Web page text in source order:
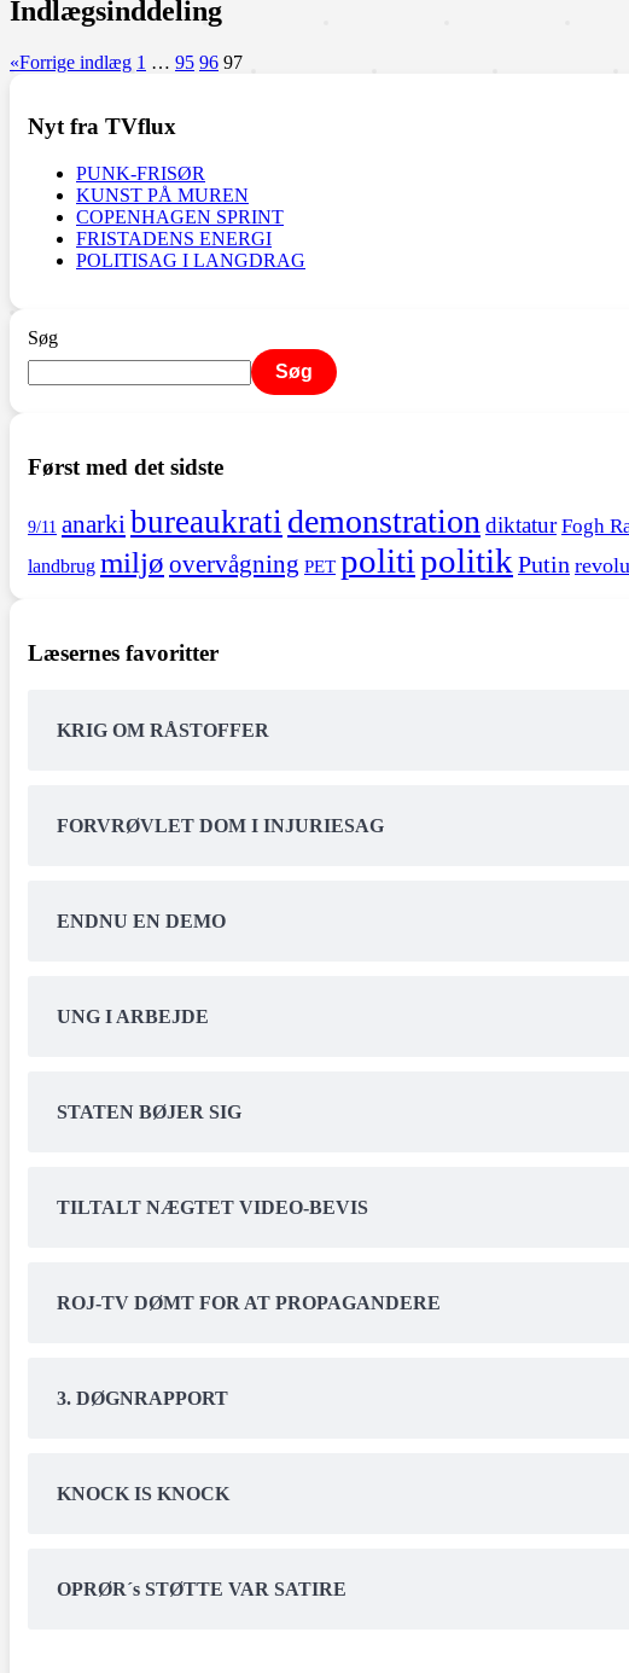
Indlægsinddeling
«Forrige indlæg 1 … 95 96 97
Nyt fra TVflux
PUNK-FRISØR
KUNST PÅ MUREN
COPENHAGEN SPRINT
FRISTADENS ENERGI
POLITISAG I LANGDRAG
Søg
Søg
Først med det sidste
9/11 anarkibureaukrati demonstrationdiktatur Fogh
landbrug miljø overvågning PET politipolitikPutin
Læsernes favoritter
KRIG OM RÅSTOFFER
FORVRØVLET DOM I INJURIESAG
ENDNU EN DEMO
UNG I ARBEJDE
STATEN BØJER SIG
TILTALT NÆGTET VIDEO-BEVIS
ROJ-TV DØMT FOR AT PROPAGANDERE
3. DØGNRAPPORT
KNOCK IS KNOCK
OPRØR´s STØTTE VAR SATIRE